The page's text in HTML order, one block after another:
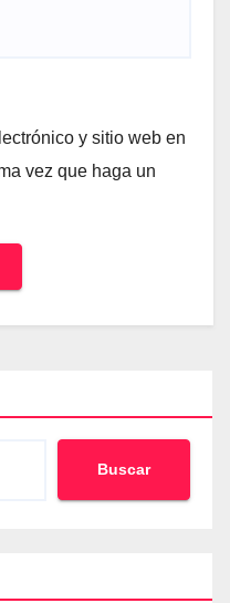
y sitio web en
vez que haga un
Buscar